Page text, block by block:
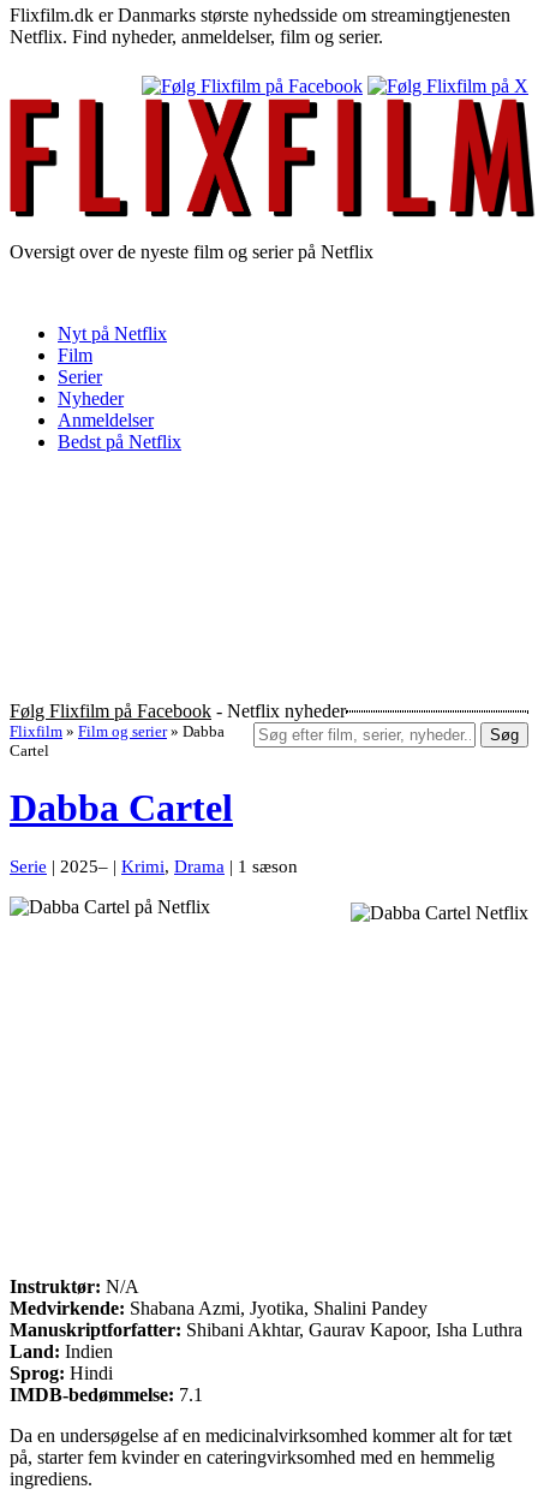
Flixfilm.dk er Danmarks største nyhedsside om streamingtjenesten
Netflix. Find nyheder, anmeldelser, film og serier.
Oversigt over de nyeste film og serier på Netflix
Nyt på Netflix
Film
Serier
Nyheder
Anmeldelser
Bedst på Netflix
Følg Flixfilm på Facebook - Netflix nyheder
Søg
Flixfilm » Film og serier » Dabba
Cartel
Dabba Cartel
Serie | 2025– | Krimi, Drama | 1 sæson
Instruktør: N/A
Medvirkende: Shabana Azmi, Jyotika, Shalini Pandey
Manuskriptforfatter: Shibani Akhtar, Gaurav Kapoor, Isha Luthra
Land: Indien
Sprog: Hindi
IMDB-bedømmelse: 7.1
Da en undersøgelse af en medicinalvirksomhed kommer alt for tæt
på, starter fem kvinder en cateringvirksomhed med en hemmelig
ingrediens.